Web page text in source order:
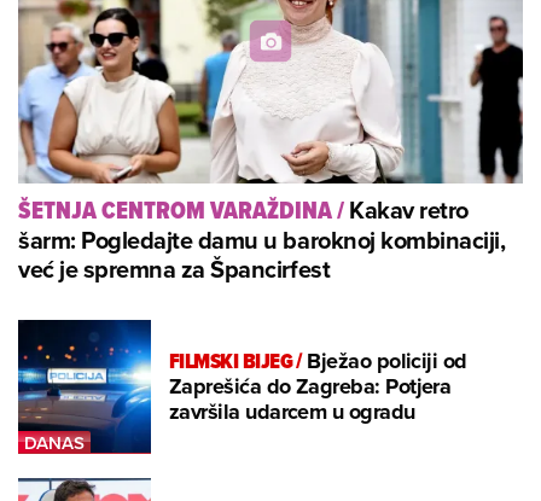
ŠETNJA CENTROM VARAŽDINA/Kakav retro
šarm: Pogledajte damu u baroknoj kombinaciji,
već je spremna za Špancirfest
FILMSKI BIJEG/Bježao policiji od
Zaprešića do Zagreba: Potjera
završila udarcem u ogradu